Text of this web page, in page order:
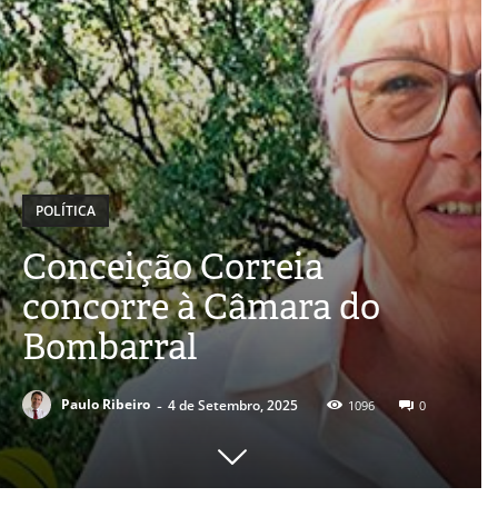
POLÍTICA
Conceição Correia
concorre à Câmara do
Bombarral
Paulo Ribeiro - 4 de Setembro, 2025 1096 0